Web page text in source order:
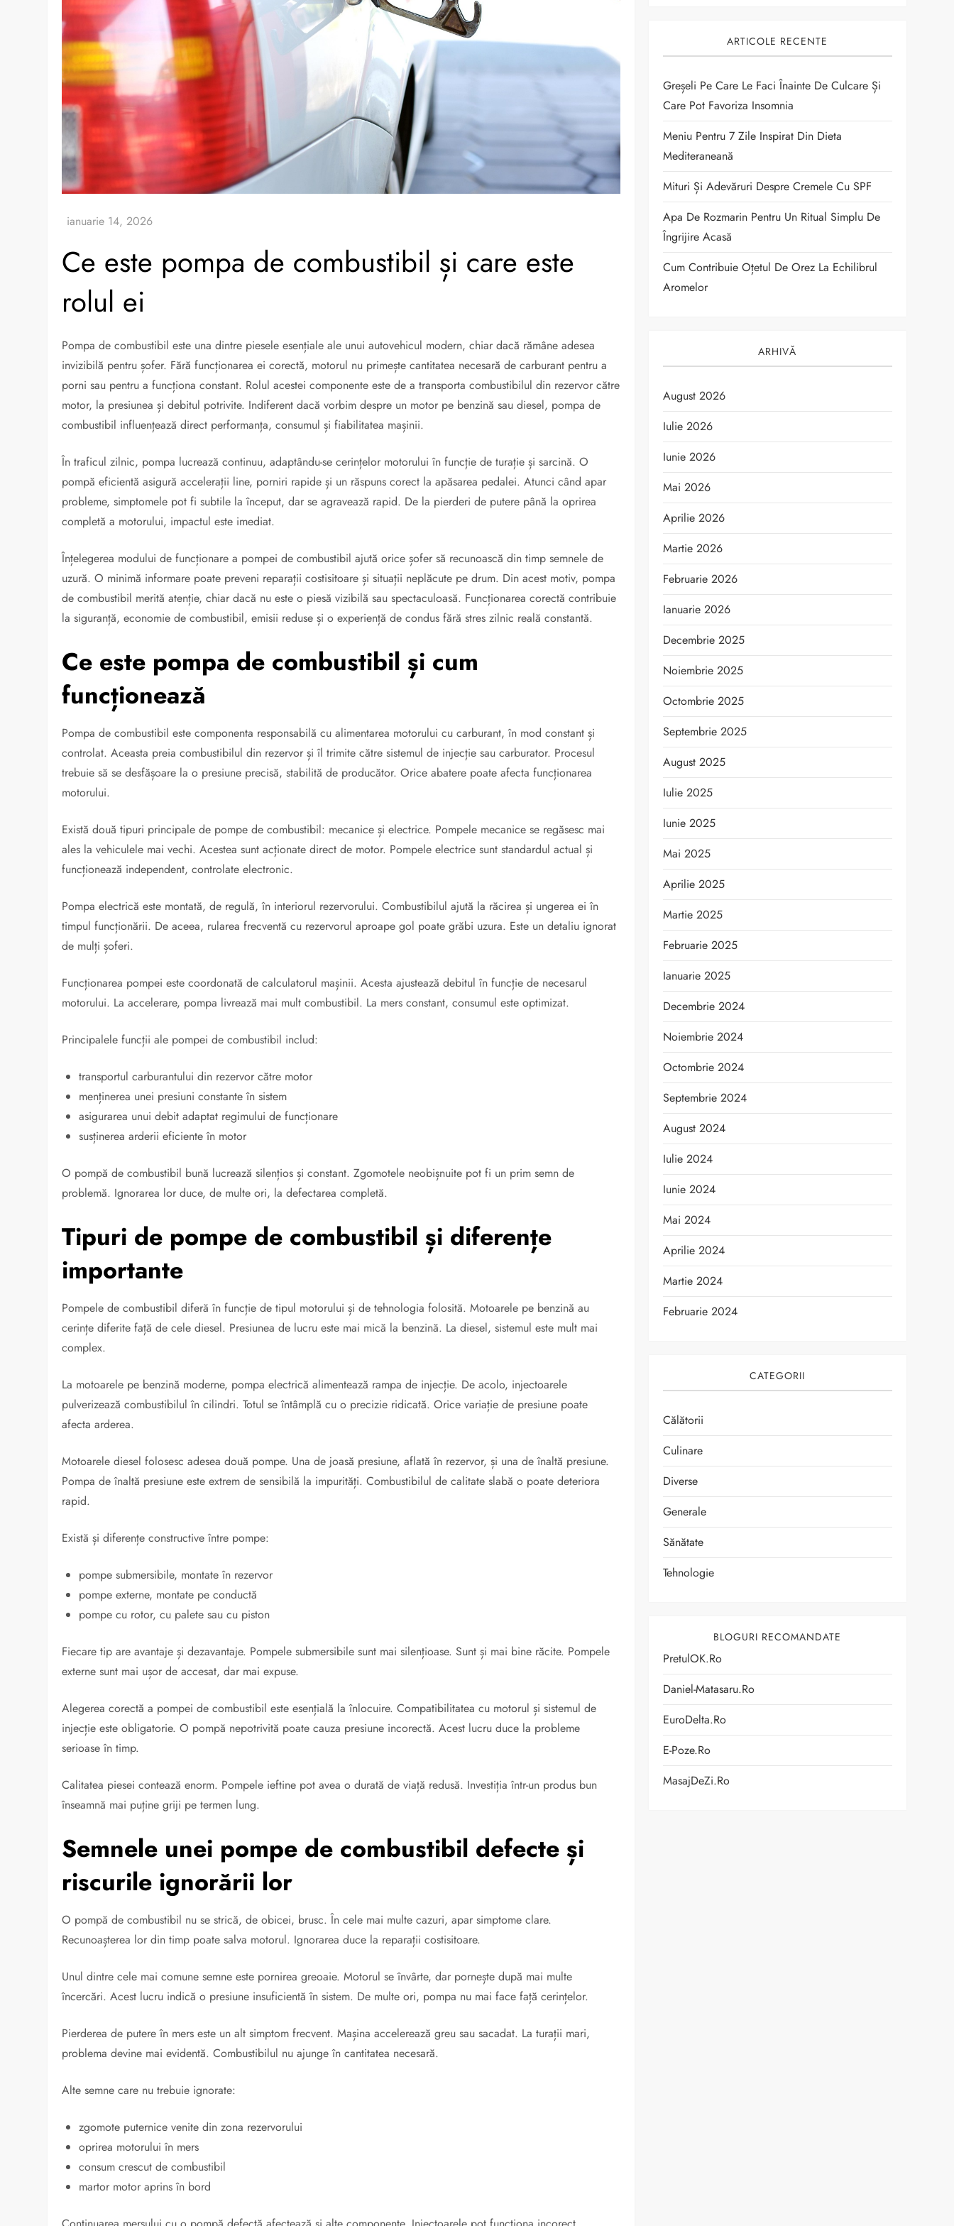
Ce este pompa de combustibil și care este
rolul ei
Pompa de combustibil este una dintre piesele esențiale ale unui autovehicul modern, chiar dacă rămâne adesea
invizibilă pentru șofer. Fără funcționarea ei corectă, motorul nu primește cantitatea necesară de carburant pentru a
porni sau pentru a funcționa constant. Rolul acestei componente este de a transporta combustibilul din rezervor către
motor, la presiunea și debitul potrivite. Indiferent dacă vorbim despre un motor pe benzină sau diesel, pompa de
combustibil influențează direct performanța, consumul și fiabilitatea mașinii.
În traficul zilnic, pompa lucrează continuu, adaptându-se cerințelor motorului în funcție de turație și sarcină. O
pompă eficientă asigură accelerații line, porniri rapide și un răspuns corect la apăsarea pedalei. Atunci când apar
probleme, simptomele pot fi subtile la început, dar se agravează rapid. De la pierderi de putere până la oprirea
completă a motorului, impactul este imediat.
Înțelegerea modului de funcționare a pompei de combustibil ajută orice șofer să recunoască din timp semnele de
uzură. O minimă informare poate preveni reparații costisitoare și situații neplăcute pe drum. Din acest motiv, pompa
de combustibil merită atenție, chiar dacă nu este o piesă vizibilă sau spectaculoasă. Funcționarea corectă contribuie
la siguranță, economie de combustibil, emisii reduse și o experiență de condus fără stres zilnic reală constantă.
Ce este pompa de combustibil și cum
funcționează
Pompa de combustibil este componenta responsabilă cu alimentarea motorului cu carburant, în mod constant și
controlat. Aceasta preia combustibilul din rezervor și îl trimite către sistemul de injecție sau carburator. Procesul
trebuie să se desfășoare la o presiune precisă, stabilită de producător. Orice abatere poate afecta funcționarea
motorului.
Există două tipuri principale de pompe de combustibil: mecanice și electrice. Pompele mecanice se regăsesc mai
ales la vehiculele mai vechi. Acestea sunt acționate direct de motor. Pompele electrice sunt standardul actual și
funcționează independent, controlate electronic.
Pompa electrică este montată, de regulă, în interiorul rezervorului. Combustibilul ajută la răcirea și ungerea ei în
timpul funcționării. De aceea, rularea frecventă cu rezervorul aproape gol poate grăbi uzura. Este un detaliu ignorat
de mulți șoferi.
Funcționarea pompei este coordonată de calculatorul mașinii. Acesta ajustează debitul în funcție de necesarul
motorului. La accelerare, pompa livrează mai mult combustibil. La mers constant, consumul este optimizat.
Principalele funcții ale pompei de combustibil includ:
transportul carburantului din rezervor către motor
menținerea unei presiuni constante în sistem
asigurarea unui debit adaptat regimului de funcționare
susținerea arderii eficiente în motor
O pompă de combustibil bună lucrează silențios și constant. Zgomotele neobișnuite pot fi un prim semn de
problemă. Ignorarea lor duce, de multe ori, la defectarea completă.
Tipuri de pompe de combustibil și diferențe
importante
Pompele de combustibil diferă în funcție de tipul motorului și de tehnologia folosită. Motoarele pe benzină au
cerințe diferite față de cele diesel. Presiunea de lucru este mai mică la benzină. La diesel, sistemul este mult mai
complex.
La motoarele pe benzină moderne, pompa electrică alimentează rampa de injecție. De acolo, injectoarele
pulverizează combustibilul în cilindri. Totul se întâmplă cu o precizie ridicată. Orice variație de presiune poate
afecta arderea.
Motoarele diesel folosesc adesea două pompe. Una de joasă presiune, aflată în rezervor, și una de înaltă presiune.
Pompa de înaltă presiune este extrem de sensibilă la impurități. Combustibilul de calitate slabă o poate deteriora
rapid.
Există și diferențe constructive între pompe:
pompe submersibile, montate în rezervor
pompe externe, montate pe conductă
pompe cu rotor, cu palete sau cu piston
Fiecare tip are avantaje și dezavantaje. Pompele submersibile sunt mai silențioase. Sunt și mai bine răcite. Pompele
externe sunt mai ușor de accesat, dar mai expuse.
Alegerea corectă a pompei de combustibil este esențială la înlocuire. Compatibilitatea cu motorul și sistemul de
injecție este obligatorie. O pompă nepotrivită poate cauza presiune incorectă. Acest lucru duce la probleme
serioase în timp.
Calitatea piesei contează enorm. Pompele ieftine pot avea o durată de viață redusă. Investiția într-un produs bun
înseamnă mai puține griji pe termen lung.
Semnele unei pompe de combustibil defecte și
riscurile ignorării lor
O pompă de combustibil nu se strică, de obicei, brusc. În cele mai multe cazuri, apar simptome clare.
Recunoașterea lor din timp poate salva motorul. Ignorarea duce la reparații costisitoare.
Unul dintre cele mai comune semne este pornirea greoaie. Motorul se învârte, dar pornește după mai multe
încercări. Acest lucru indică o presiune insuficientă în sistem. De multe ori, pompa nu mai face față cerințelor.
Pierderea de putere în mers este un alt simptom frecvent. Mașina accelerează greu sau sacadat. La turații mari,
problema devine mai evidentă. Combustibilul nu ajunge în cantitatea necesară.
Alte semne care nu trebuie ignorate:
zgomote puternice venite din zona rezervorului
oprirea motorului în mers
consum crescut de combustibil
martor motor aprins în bord
ARTICOLE RECENTE
Greșeli Pe Care Le Faci Înainte De Culcare Și
Care Pot Favoriza Insomnia
Meniu Pentru 7 Zile Inspirat Din Dieta
Mediteraneană
Mituri Și Adevăruri Despre Cremele Cu SPF
Apa De Rozmarin Pentru Un Ritual Simplu De
Îngrijire Acasă
Cum Contribuie Oțetul De Orez La Echilibrul
Aromelor
ARHIVĂ
August 2026
Iulie 2026
Iunie 2026
Mai 2026
Aprilie 2026
Martie 2026
Februarie 2026
Ianuarie 2026
Decembrie 2025
Noiembrie 2025
Octombrie 2025
Septembrie 2025
August 2025
Iulie 2025
Iunie 2025
Mai 2025
Aprilie 2025
Martie 2025
Februarie 2025
Ianuarie 2025
Decembrie 2024
Noiembrie 2024
Octombrie 2024
Septembrie 2024
August 2024
Iulie 2024
Iunie 2024
Mai 2024
Aprilie 2024
Martie 2024
Februarie 2024
CATEGORII
Călătorii
Culinare
Diverse
Generale
Sănătate
Tehnologie
BLOGURI RECOMANDATE
PretulOK.ro
Daniel-Matasaru.ro
EuroDelta.ro
E-Poze.ro
MasajDeZi.ro